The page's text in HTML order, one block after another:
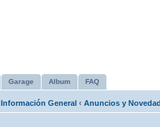
Garage Album FAQ
Información General ‹ Anuncios y